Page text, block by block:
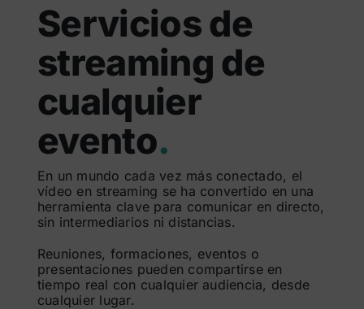
Servicios de
streaming de
cualquier
evento.
En un mundo cada vez más conectado, el
vídeo en streaming se ha convertido en una
herramienta clave para comunicar en directo,
sin intermediarios ni distancias.
Reuniones, formaciones, eventos o
presentaciones pueden compartirse en
tiempo real con cualquier audiencia, desde
cualquier lugar.